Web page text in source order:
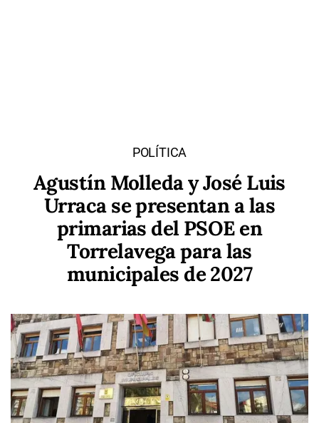
POLÍTICA
Agustín Molleda y José Luis
Urraca se presentan a las
primarias del PSOE en
Torrelavega para las
municipales de 2027